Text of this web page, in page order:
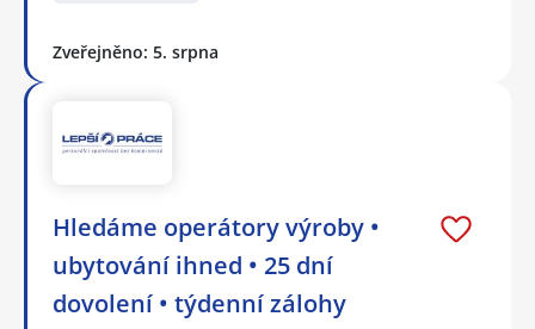
Zveřejněno: 5. srpna
Hledáme operátory výroby •
ubytování ihned • 25 dní
dovolení • týdenní zálohy